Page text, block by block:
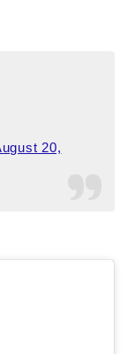
20,